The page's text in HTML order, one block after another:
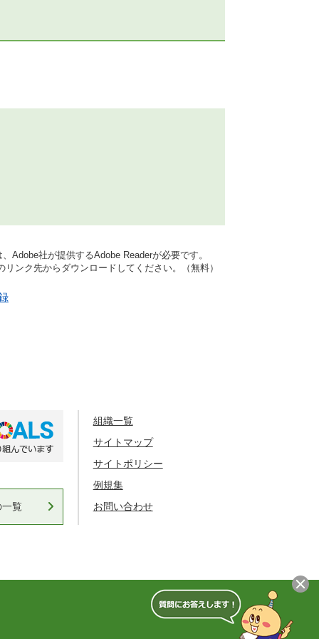
Adobe社が提供するAdobe Readerが必要です。
ンク先からダウンロードしてください。（無料）
覧
組織一覧
サイトマップ
サイトポリシー
例規集
お問い合わせ